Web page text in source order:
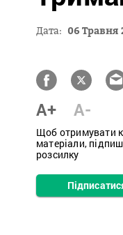
Дата: 06 Травня
A+ A-
Щоб отримувати
матеріали,
розсилку